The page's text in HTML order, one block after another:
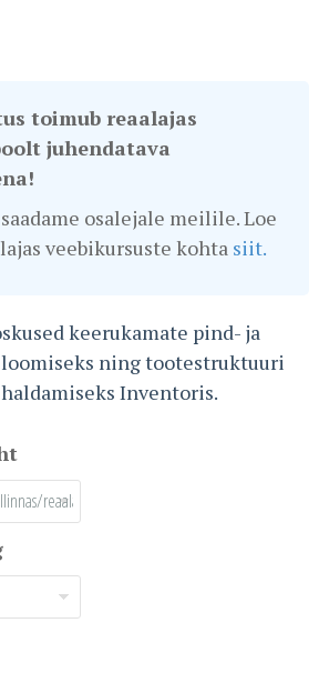
toimub reaalajas
juhendatava
osalejale meilile. Loe
veebikursuste kohta siit.
keerukamate pind- ja
ning tootestruktuuri
Inventoris.